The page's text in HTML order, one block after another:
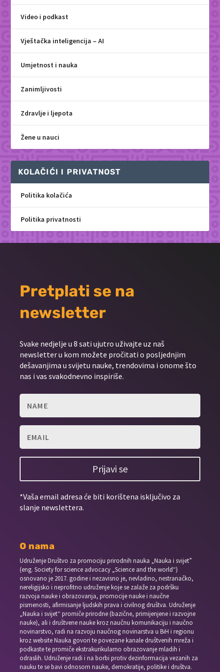
Video i podkast
Vještačka inteligencija – AI
Umjetnost i nauka
Zanimljivosti
Zdravlje i ljepota
Žene u nauci
KOLAČIĆI I PRIVATNOST
Politika kolačića
Politika privatnosti
Pretplati se na
newsletter
Svake nedjelje u 8 sati ujutro uživajte uz naš
newsletter u kom možete pročitati o posljednjim
dešavanjima u svijetu nauke, trendovima i onome što
nas i vas svakodnevno inspiriše.
Prijavi se
*Vaša email adresa će biti korištena isključivo za
slanje newslettera.
O nama
Udruženje Društvo za promociju prirodnih nauka „Nauka i svijet”
(eng. Society for science advocacy „Science and the world“)
osnovano je 2017. godine i nezavisno je, nevladino, nestranačko,
nereligijsko i neprofitno udruženje koje se zalaže za podršku
razvoja nauke i obrazovanja, promocije nauke i naučne
pismenosti, afirmisanje ljudskih prava i civilnog društva. Udruženje
„Nauka i svijet“ promiče prirodne (bazične, primijenjene i razvojne
nauke), ali i društvene nauke kroz naučnu komunikaciju i naučno
novinarstvo, radi na razvoju naučnog novinarstva u BiH i regionu
kroz website Nauka govori te povezane kanale društvenih mreža i
podkaste te promiče ekstrakurikularno obrazovanje mladih i
odraslih. Udruženje radi i na borbi protiv dezinformacija vezanih za
nauku te se bavi odnosom nauke, demokratije, politike i društva.